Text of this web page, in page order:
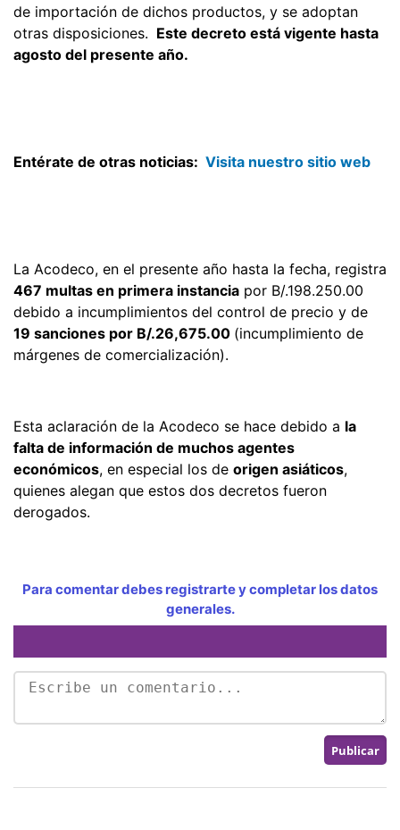
de importación de dichos productos, y se adoptan
otras disposiciones. Este decreto está vigente hasta
agosto del presente año.
Entérate de otras noticias: Visita nuestro sitio web
La Acodeco, en el presente año hasta la fecha, registra
467 multas en primera instancia por B/.198.250.00
debido a incumplimientos del control de precio y de
19 sanciones por B/.26,675.00 (incumplimiento de
márgenes de comercialización).
Esta aclaración de la Acodeco se hace debido a la
falta de información de muchos agentes
económicos, en especial los de origen asiáticos,
quienes alegan que estos dos decretos fueron
derogados.
Para comentar debes registrarte y completar los datos
generales.